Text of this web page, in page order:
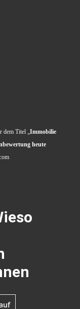
dem Titel „Immobilie
heute